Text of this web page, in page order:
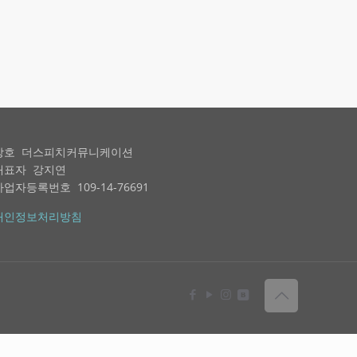
호 더스피치커뮤니케이션
표자 강지연
업자등록번호 109-14-76691
인정보처리방침